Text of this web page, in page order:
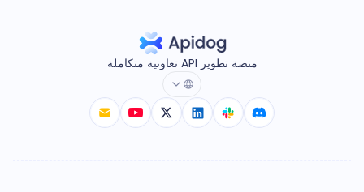
منصة تطوير API تعاونية متكاملة